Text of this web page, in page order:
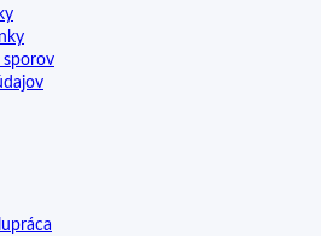
sporov